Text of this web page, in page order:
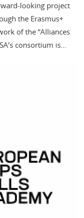
looking project
the Erasmus+
of the “Alliances
consortium is…